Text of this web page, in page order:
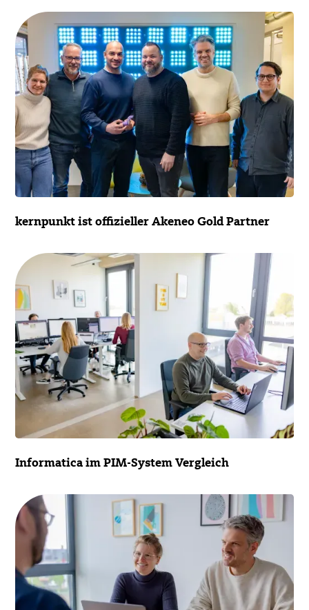
kernpunkt ist offizieller Akeneo Gold Partner
Informatica im PIM-System Vergleich